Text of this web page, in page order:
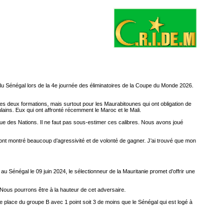
lors de la 4e journée des éliminatoires de la Coupe du Monde 2026.
deux formations, mais surtout pour les Maurabitounes qui ont obligation de
Eux qui ont affronté récemment le Maroc et le Mali.
des Nations. Il ne faut pas sous-estimer ces calibres. Nous avons joué
montré beaucoup d’agressivité et de volonté de gagner. J’ai trouvé que mon
le 09 juin 2024, le sélectionneur de la Mauritanie promet d’offrir une
pourrons être à la hauteur de cet adversaire.
du groupe B avec 1 point soit 3 de moins que le Sénégal qui est logé à